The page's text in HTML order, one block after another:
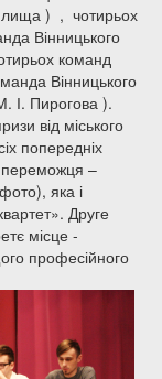
) , чотирьох
Вінницького
команд
Вінницького
І. Пирогова ).
від міського
попередніх
переможця –
яка і
Друге
місце -
професійного